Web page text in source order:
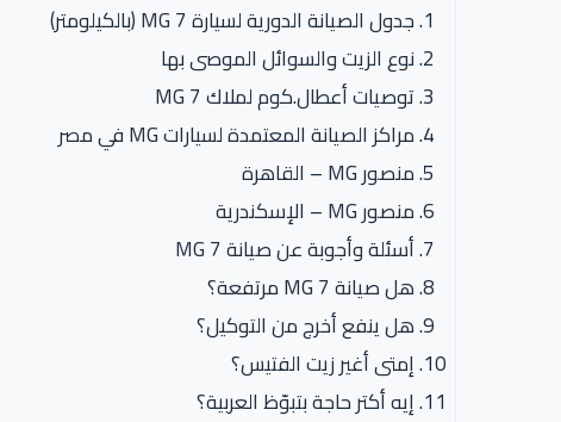
جدول الصيانة الدورية لسيارة MG 7 (بالكيلومتر)
نوع الزيت والسوائل الموصى بها
توصيات أعطال.كوم لملاك MG 7
مراكز الصيانة المعتمدة لسيارات MG في مصر
منصور MG – القاهرة
منصور MG – الإسكندرية
أسئلة وأجوبة عن صيانة MG 7
هل صيانة MG 7 مرتفعة؟
هل ينفع أخرج من التوكيل؟
إمتى أغير زيت الفتيس؟
إيه أكتر حاجة بتبوّظ العربية؟